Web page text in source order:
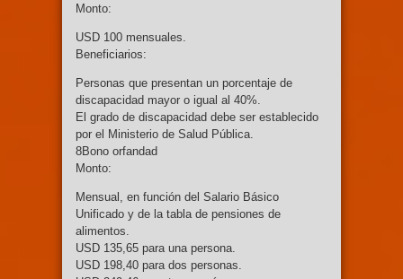
Monto:
USD 100 mensuales.
Beneficiarios:
Personas que presentan un porcentaje de
discapacidad mayor o igual al 40%.
El grado de discapacidad debe ser establecido
por el Ministerio de Salud Pública.
8Bono orfandad
Monto:
Mensual, en función del Salario Básico
Unificado y de la tabla de pensiones de
alimentos.
USD 135,65 para una persona.
USD 198,40 para dos personas.